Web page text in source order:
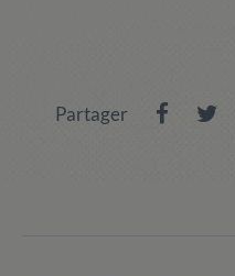
Partager